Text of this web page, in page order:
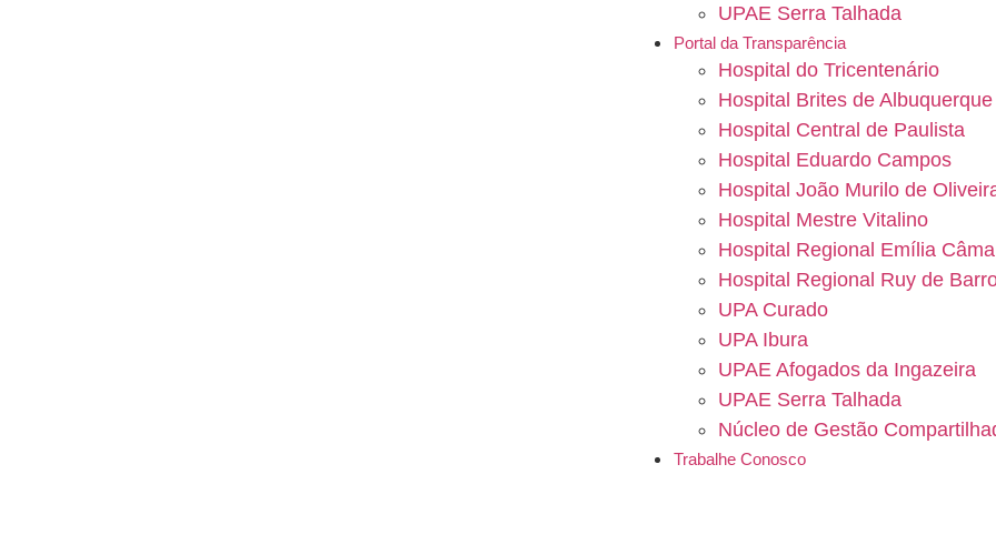
UPAE Serra Talhada
Portal da Transparência
Hospital do Tricentenário
Hospital Brites de Albuquerque
Hospital Central de Paulista
Hospital Eduardo Campos
Hospital João Murilo de
Hospital Mestre Vitalino
Hospital Regional Emília
Hospital Regional Ruy de
UPA Curado
UPA Ibura
UPAE Afogados da Ingazeira
UPAE Serra Talhada
Núcleo de Gestão
Trabalhe Conosco